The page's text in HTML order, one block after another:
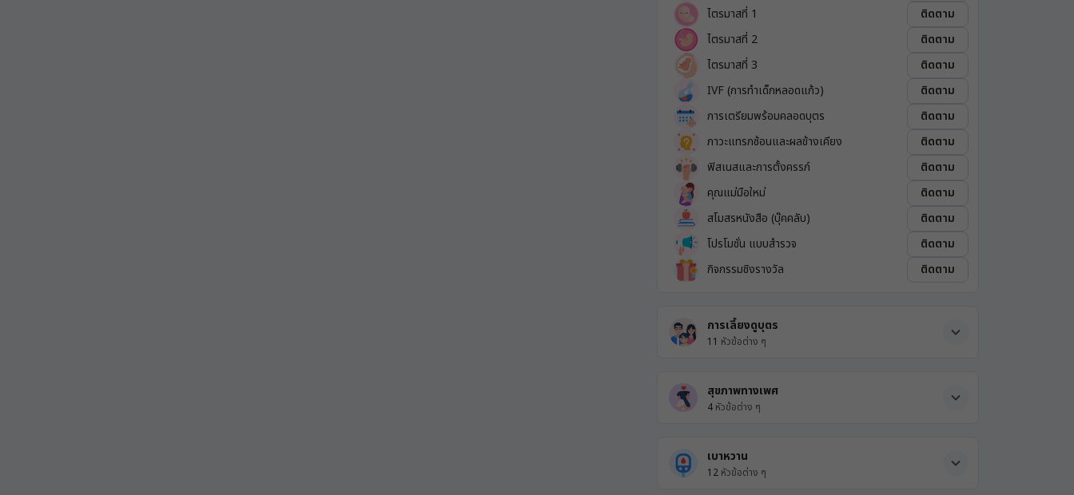
ไตรมาสที่ 1
ติดตาม
ไตรมาสที่ 2
ติดตาม
ไตรมาสที่ 3
ติดตาม
IVF (การทำเด็กหลอดแก้ว)
ติดตาม
การเตรียมพร้อมคลอดบุตร
ติดตาม
ภาวะแทรกซ้อนและผลข้างเคียง
ติดตาม
ฟิสเนสและการตั้งครรภ์
ติดตาม
คุณแม่มือใหม่
ติดตาม
สโมสรหนังสือ (บุ๊คคลับ)
ติดตาม
โปรโมชั่น แบบสำรวจ
ติดตาม
กิจกรรมชิงรางวัล
ติดตาม
การเลี้ยงดูบุตร
11 หัวข้อต่าง ๆ
สุขภาพทางเพศ
4 หัวข้อต่าง ๆ
เบาหวาน
12 หัวข้อต่าง ๆ